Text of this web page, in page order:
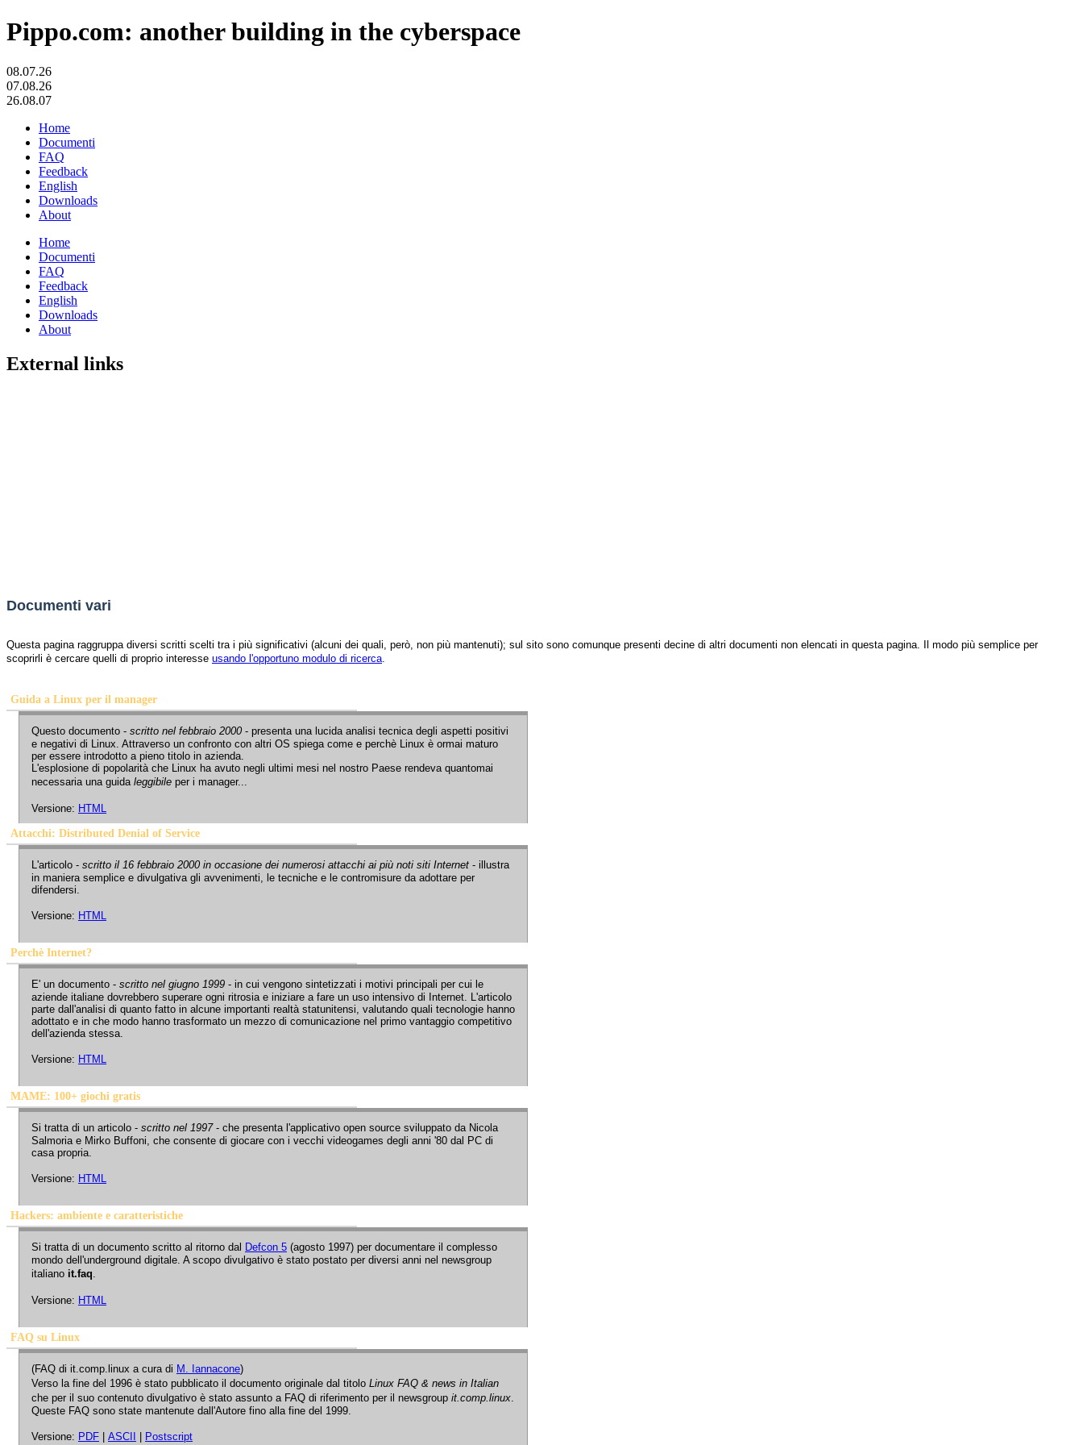
Pippo.com: another building in the cyberspace
08.07.26
07.08.26
26.08.07
Home
Documenti
FAQ
Feedback
English
Downloads
About
Home
Documenti
FAQ
Feedback
English
Downloads
About
External links
Documenti vari
Questa pagina raggruppa diversi scritti scelti tra i più significativi (alcuni dei quali, però, non più mantenuti); sul sito sono comunque presenti decine di altri documenti non elencati in questa pagina. Il modo più semplice per
scoprirli è cercare quelli di proprio interesse usando l'opportuno modulo di ricerca
Guida a Linux per il manager
Questo documento - scritto nel febbraio 2000 - presenta una lucida analisi tecnica degli aspetti positivi
e negativi di Linux. Attraverso un confronto con altri OS spiega come e perchè Linux è ormai maturo
per essere introdotto a pieno titolo in azienda.
L'esplosione di popolarità che Linux ha avuto negli ultimi mesi nel nostro Paese rendeva quantomai
necessaria una guida leggibile per i manager...
Versione: HTML
Attacchi: Distributed Denial of Service
L'articolo - scritto il 16 febbraio 2000 in occasione dei numerosi attacchi ai più noti siti Internet - illustra
in maniera semplice e divulgativa gli avvenimenti, le tecniche e le contromisure da adottare per
difendersi.
Versione: HTML
Perchè Internet?
E' un documento - scritto nel giugno 1999 - in cui vengono sintetizzati i motivi principali per cui le
aziende italiane dovrebbero superare ogni ritrosia e iniziare a fare un uso intensivo di Internet. L'articolo
parte dall'analisi di quanto fatto in alcune importanti realtà statunitensi, valutando quali tecnologie hanno
adottato e in che modo hanno trasformato un mezzo di comunicazione nel primo vantaggio competitivo
dell'azienda stessa.
Versione: HTML
MAME: 100+ giochi gratis
Si tratta di un articolo - scritto nel 1997 - che presenta l'applicativo open source sviluppato da Nicola
Salmoria e Mirko Buffoni, che consente di giocare con i vecchi videogames degli anni '80 dal PC di
casa propria.
Versione: HTML
Hackers: ambiente e caratteristiche
Si tratta di un documento scritto al ritorno dal Defcon 5 (agosto 1997) per documentare il complesso
mondo dell'underground digitale. A scopo divulgativo è stato postato per diversi anni nel newsgroup
italiano it.faq
Versione: HTML
FAQ su Linux
(FAQ di it.comp.linux a cura di M. Iannacone)
Verso la fine del 1996 è stato pubblicato il documento originale dal titolo Linux FAQ & news in Italian
che per il suo contenuto divulgativo è stato assunto a FAQ di riferimento per il newsgroup it.comp.linux
Queste FAQ sono state mantenute dall'Autore fino alla fine del 1999.
Versione: PDF | ASCII | Postscript